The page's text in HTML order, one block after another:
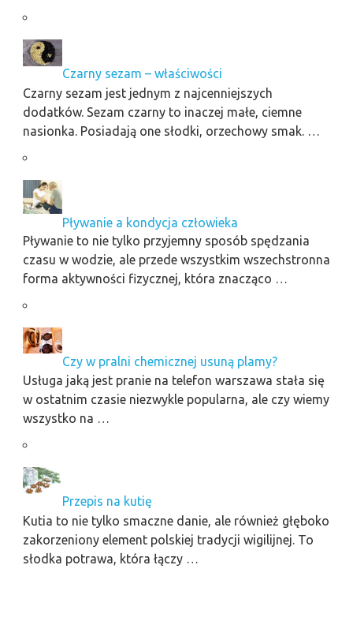
Czarny sezam – właściwości
Czarny sezam jest jednym z najcenniejszych
dodatków. Sezam czarny to inaczej małe, ciemne
nasionka. Posiadają one słodki, orzechowy smak. …
Pływanie a kondycja człowieka
Pływanie to nie tylko przyjemny sposób spędzania
czasu w wodzie, ale przede wszystkim wszechstronna
forma aktywności fizycznej, która znacząco …
Czy w pralni chemicznej usuną plamy?
Usługa jaką jest pranie na telefon warszawa stała się
w ostatnim czasie niezwykle popularna, ale czy wiemy
wszystko na …
Przepis na kutię
Kutia to nie tylko smaczne danie, ale również głęboko
zakorzeniony element polskiej tradycji wigilijnej. To
słodka potrawa, która łączy …